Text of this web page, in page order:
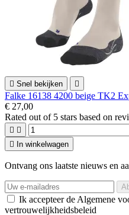
 Snel bekijken 
Falke 16138 4200 beige TK2
€ 27,00
Rated out of 5 stars based on
 
 In winkelwagen
Ontvang ons laatste nieuws en
Ik accepteer de Algemene
vertrouwelijkheidsbeleid